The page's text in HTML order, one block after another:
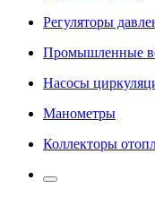
Регуляторы
Промышленные
Насосы
Манометры
Коллекторы